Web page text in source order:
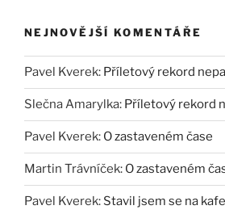
NEJNOVĚJŠÍ KOMENTÁŘE
Pavel Kverek: Příletový rekord
Slečna Amarylka: Příletový rekord
Pavel Kverek: O zastaveném čase
Martin Trávníček: O zastaveném
Pavel Kverek: Stavil jsem se na kafe